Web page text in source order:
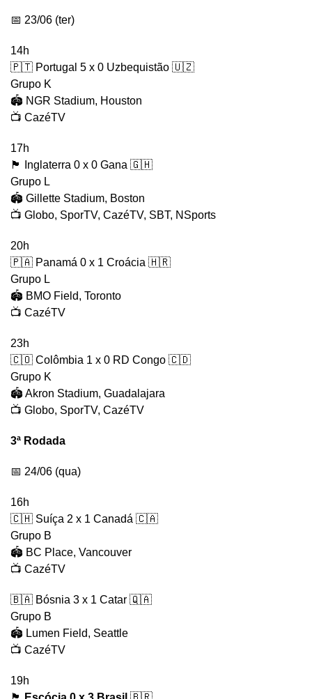
📅 23/06 (ter)
14h
🇵🇹 Portugal 5 x 0 Uzbequistão 🇺🇿
Grupo K
🏟️ NGR Stadium, Houston
📺 CazéTV
17h
🏴󠁧󠁢󠁥󠁮󠁧󠁿 Inglaterra 0 x 0 Gana 🇬🇭
Grupo L
🏟️ Gillette Stadium, Boston
📺 Globo, SporTV, CazéTV, SBT, NSports
20h
🇵🇦 Panamá 0 x 1 Croácia 🇭🇷
Grupo L
🏟️ BMO Field, Toronto
📺 CazéTV
23h
🇨🇴 Colômbia 1 x 0 RD Congo 🇨🇩
Grupo K
🏟️ Akron Stadium, Guadalajara
📺 Globo, SporTV, CazéTV
3ª Rodada
📅 24/06 (qua)
16h
🇨🇭 Suíça 2 x 1 Canadá 🇨🇦
Grupo B
🏟️ BC Place, Vancouver
📺 CazéTV
🇧🇦 Bósnia 3 x 1 Catar 🇶🇦
Grupo B
🏟️ Lumen Field, Seattle
📺 CazéTV
19h